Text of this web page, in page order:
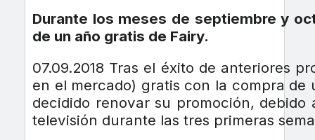
Durante los meses de septiembre y
de un año gratis de Fairy.
07.09.2018 Tras el éxito de anteriores
en el mercado) gratis con la compra
decidido renovar su promoción,
televisión durante las tres primeras